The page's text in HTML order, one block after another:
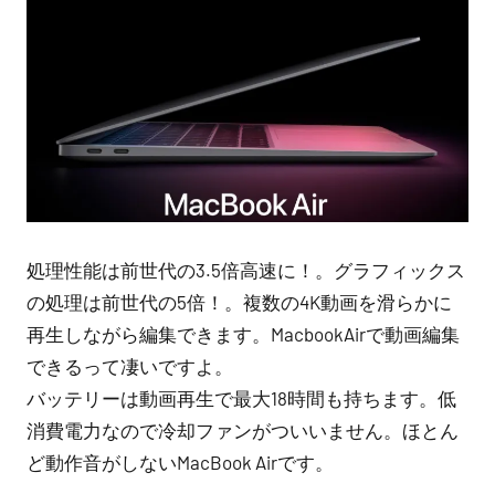
処理性能は前世代の3.5倍高速に！。グラフィックス
の処理は前世代の5倍！。複数の4K動画を滑らかに
再生しながら編集できます。MacbookAirで動画編集
できるって凄いですよ。
バッテリーは動画再生で最大18時間も持ちます。低
消費電力なので冷却ファンがついいません。ほとん
ど動作音がしないMacBook Airです。